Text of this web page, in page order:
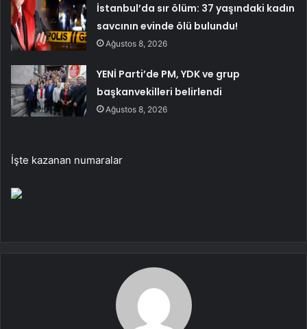
İstanbul’da sır ölüm: 37 yaşındaki kadın
savcının evinde ölü bulundu!
Ağustos 8, 2026
YENİ Parti’de PM, YDK ve grup
başkanvekilleri belirlendi
Ağustos 8, 2026
İşte kazanan numaralar